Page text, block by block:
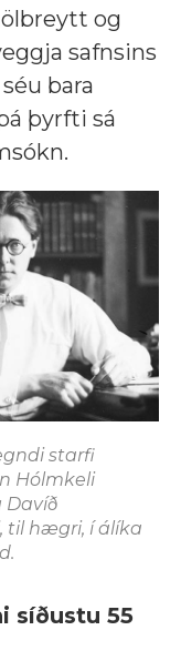
og
safnsins
bara
þyrfti sá
starfi
Hólmkeli
Davíð
til hægri, í álíka
síðustu 55